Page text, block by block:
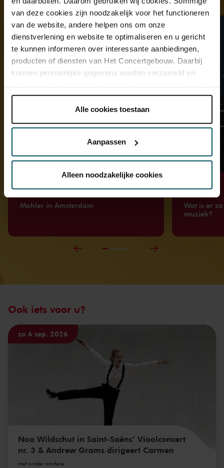
van deze cookies zijn noodzakelijk voor het functioneren
van de website, andere helpen ons om onze
dienstverlening en website te optimaliseren en u gericht
te kunnen informeren over interessante aanbiedingen,
producten of diensten van Het Concertgebouw. Daarbij
kunnen persoonlijke gegevens worden verzameld en
onder 'aanpassen' zelf welke cookies wij mogen
Lees onze cookieverklaring hier. Lees onze
Via decookieverklaringop onze website kunt u uw
We werken samen met
die uw gegevens
Alle cookies toestaan
Aanpassen
Alleen noodzakelijke cookies
Artikel
Mahler in Amsterdam
Video
Wat is er
muziek?
Ook iets voor u?
zo 6 sep. 2026
Noa Wildschut in Saint-Saëns’ Vioolconcert
nr. 3 & Andrew Grams dirigeert Carmen
met onder andere